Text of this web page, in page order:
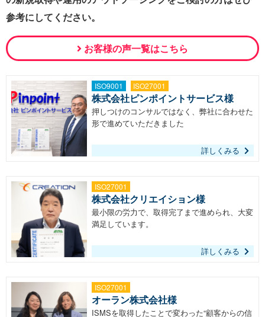
参考にしてください。
お客様の声一覧はこちら
ISO9001 ISO27001
株式会社ピンポイントサービス様
押しつけのコンサルではなく、弊社に合わせた
形で進めていただきました
詳しくみる
ISO27001
株式会社クリエイション様
最小限の労力で、取得完了まで進められ、大変
満足しています。
詳しくみる
ISO27001
オーラン株式会社様
ISMSを取得したことで変わった“顧客からの信